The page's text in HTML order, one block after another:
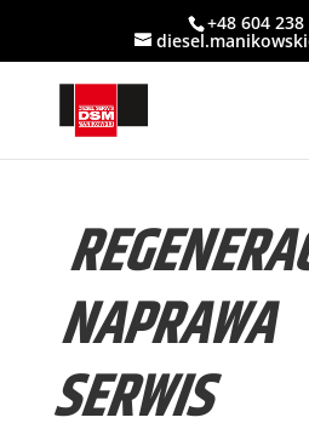
+48 604 238
NAPRAWA
SERWIS